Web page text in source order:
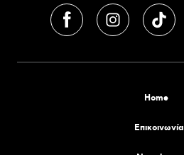
Home
Επικοινωνία